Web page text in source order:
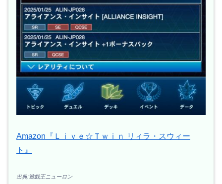
Amazon『Ｌｉｖｅ☆Ｔｗｉｎ リィラ・スウィー
ト』
出典:遊戯王ニューロン